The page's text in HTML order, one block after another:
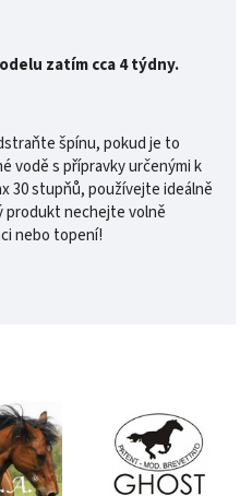
zatím cca 4 týdny.
špínu, pokud je to
vodě s přípravky určenými k
30 stupňů, používejte ideálně
produkt nechejte volně
nebo topení!